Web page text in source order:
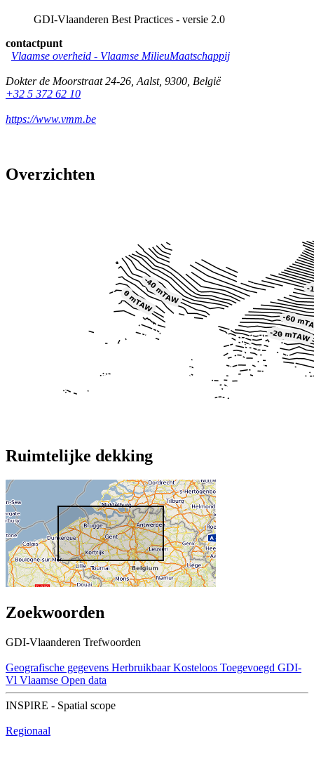
GDI-Vlaanderen Best Practices - versie 2.0
contactpunt
Vlaamse overheid - Vlaamse MilieuMaatschappij
Dokter de Moorstraat 24-26 Aalst, 9300 België
+32 5 372 62 10
https://www.vmm.be
Overzichten
Ruimtelijke dekking
Zoekwoorden
GDI-Vlaanderen Trefwoorden
Geografische gegevens Herbruikbaar Kosteloos Toegevoegd GDI-
Vl Vlaamse Open data
INSPIRE - Spatial scope
Regionaal